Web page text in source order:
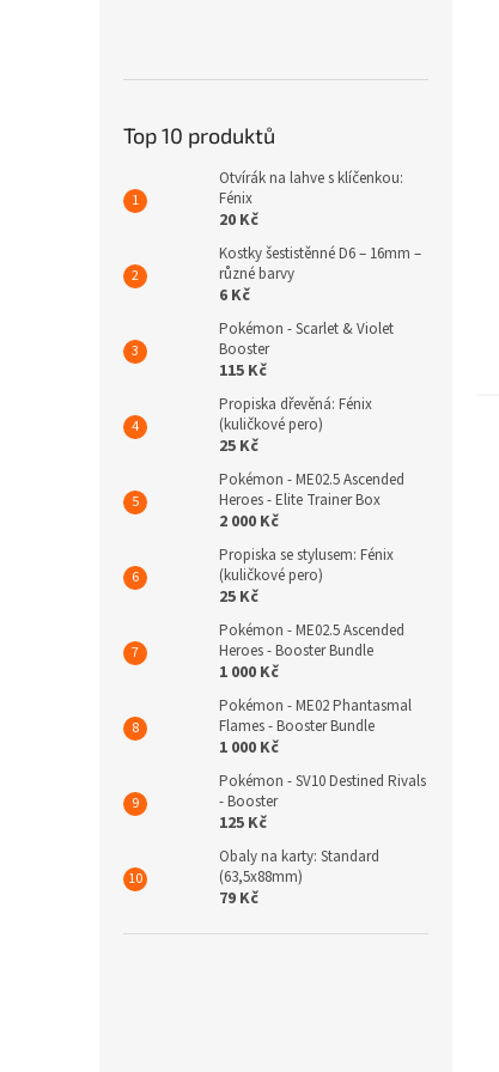
Top 10 produktů
Otvírák na lahve s klíčenkou:
Fénix
20 Kč
Kostky šestistěnné D6 – 16mm –
různé barvy
6 Kč
Pokémon - Scarlet & Violet
Booster
115 Kč
Propiska dřevěná: Fénix
(kuličkové pero)
25 Kč
Pokémon - ME02.5 Ascended
Heroes - Elite Trainer Box
2 000 Kč
Propiska se stylusem: Fénix
(kuličkové pero)
25 Kč
Pokémon - ME02.5 Ascended
Heroes - Booster Bundle
1 000 Kč
Pokémon - ME02 Phantasmal
Flames - Booster Bundle
1 000 Kč
Pokémon - SV10 Destined Rivals
- Booster
125 Kč
Obaly na karty: Standard
(63,5x88mm)
79 Kč